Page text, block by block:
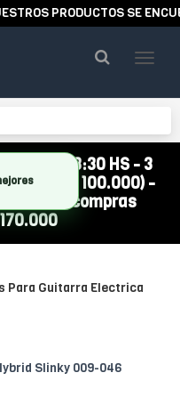
PRODUCTOS SE
10:00 A 13:30 HS - 3
mínima $ 100.000) -
país por compras
Para Guitarra Electrica